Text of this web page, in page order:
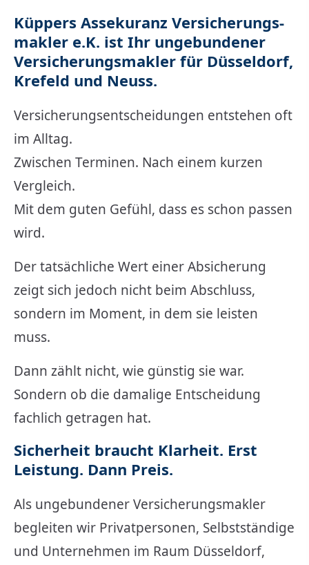
Küppers Assekuranz Ver­sicherungs­
makler e.K. ist Ihr ungebundener
Ver­sicherungs­makler für Düsseldorf,
Krefeld und Neuss.
Versicherungsentscheidungen entstehen oft
im Alltag.
Zwischen Terminen. Nach einem kurzen
Vergleich.
Mit dem guten Gefühl, dass es schon passen
wird.
Der tatsächliche Wert einer Absicherung
zeigt sich jedoch nicht beim Abschluss,
sondern im Moment, in dem sie leisten
muss.
Dann zählt nicht, wie günstig sie war.
Sondern ob die damalige Entscheidung
fachlich getragen hat.
Sicherheit braucht Klarheit. Erst
Leistung. Dann Preis.
Als ungebundener Ver­sicherungs­makler
begleiten wir Privatpersonen, Selbstständige
und Unternehmen im Raum Düsseldorf,